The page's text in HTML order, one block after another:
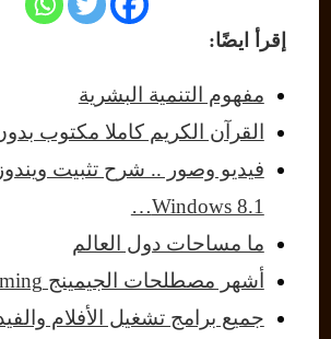
إقرأ ايضًا:
مفهوم التنمية البشرية
القرآن الكريم كاملا مكتوب
Windows 8.1…
ما مساحات دول العالم
أشهر مصطلحات الجيمينج Gaming ومعانيها
جميع برامج تشغيل الأفلام